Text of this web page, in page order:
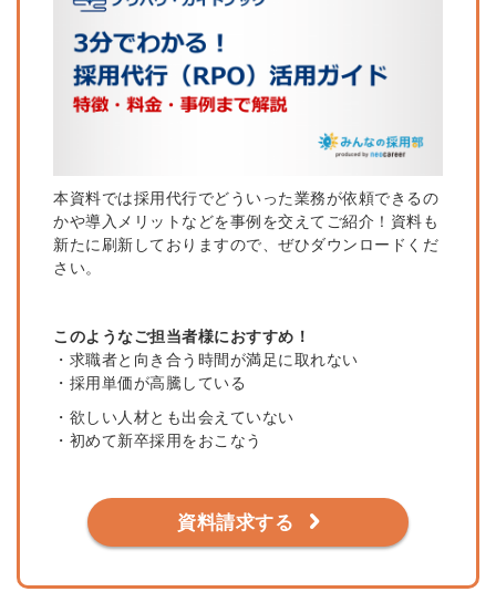
本資料では採用代行でどういった業務が依頼できるの
かや導入メリットなどを事例を交えてご紹介！資料も
新たに刷新しておりますので 、ぜひダウンロードくだ
さい。
このようなご担当者様におすすめ！
・求職者と向き合う時間が満足に取れない
・採用単価が高騰している
・欲しい人材とも出会えていない
・初めて新卒採用をおこなう
資料請求する